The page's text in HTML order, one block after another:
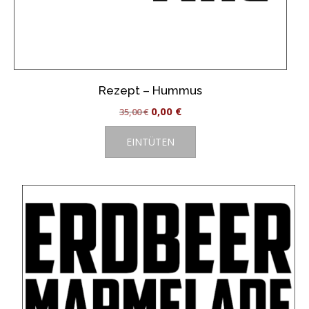
Rezept – Hummus
35,00€ Ursprünglicher
Preis
war:
0,00 €Aktueller
Preis
EINTÜTEN